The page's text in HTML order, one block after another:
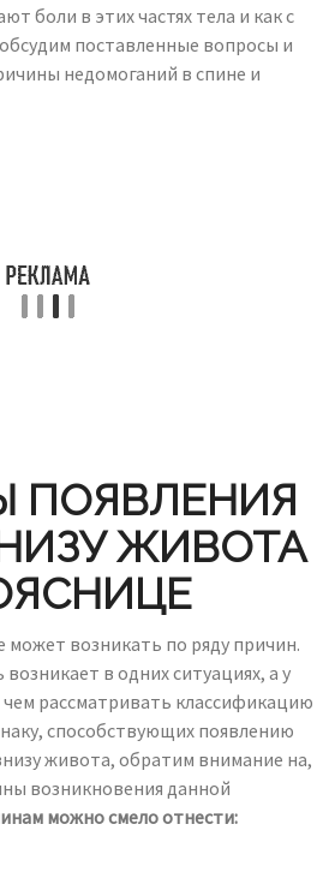
боли в этих частях тела и как с
поставленные вопросы и
недомоганий в спине и
ПОЯВЛЕНИЯ
ЖИВОТА
возникать по ряду причин.
в одних ситуациях, а у
рассматривать классификацию
способствующих появлению
живота, обратим внимание на,
возникновения данной
можно смело отнести: